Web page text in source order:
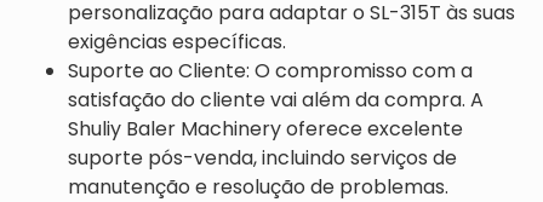
personalização para adaptar o SL-315T às suas
exigências específicas.
Suporte ao Cliente: O compromisso com a
satisfação do cliente vai além da compra. A
Shuliy Baler Machinery oferece excelente
suporte pós-venda, incluindo serviços de
manutenção e resolução de problemas.